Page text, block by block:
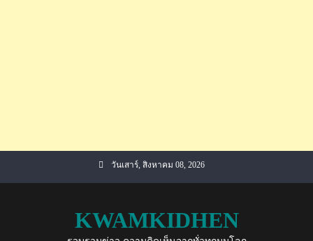
วันเสาร์, สิงหาคม 08, 2026
KWAMKIDHEN